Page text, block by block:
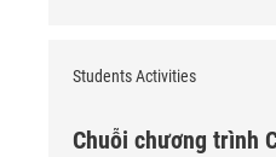
Students Activities
Chuỗi chương trình